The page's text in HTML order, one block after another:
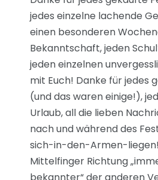
jedes einzelne lachende
einen besonderen
Bekanntschaft, jeden
jeden einzelnen
mit Euch! Danke für jedes
(und das waren einige!),
Urlaub, all die lieben
nach und während des
sich-in-den-Armen-
Mittelfinger Richtung